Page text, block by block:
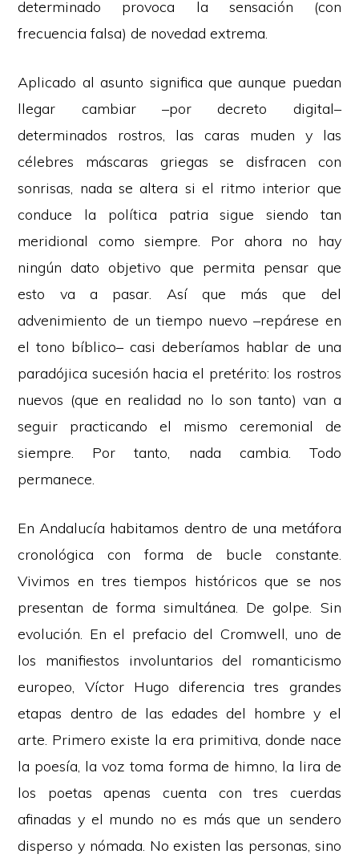
determinado provoca la sensación (con
frecuencia falsa) de novedad extrema.
Aplicado al asunto significa que aunque puedan
llegar cambiar –por decreto digital–
determinados rostros, las caras muden y las
célebres máscaras griegas se disfracen con
sonrisas, nada se altera si el ritmo interior que
conduce la política patria sigue siendo tan
meridional como siempre. Por ahora no hay
ningún dato objetivo que permita pensar que
esto va a pasar. Así que más que del
advenimiento de un tiempo nuevo –repárese en
el tono bíblico– casi deberíamos hablar de una
paradójica sucesión hacia el pretérito: los rostros
nuevos (que en realidad no lo son tanto) van a
seguir practicando el mismo ceremonial de
siempre. Por tanto, nada cambia. Todo
permanece.
En Andalucía habitamos dentro de una metáfora
cronológica con forma de bucle constante.
Vivimos en tres tiempos históricos que se nos
presentan de forma simultánea. De golpe. Sin
evolución. En el prefacio del Cromwell, uno de
los manifiestos involuntarios del romanticismo
europeo, Víctor Hugo diferencia tres grandes
etapas dentro de las edades del hombre y el
arte. Primero existe la era primitiva, donde nace
la poesía, la voz toma forma de himno, la lira de
los poetas apenas cuenta con tres cuerdas
afinadas y el mundo no es más que un sendero
disperso y nómada. No existen las personas, sino